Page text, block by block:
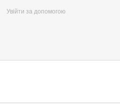
Увійти за допомогою